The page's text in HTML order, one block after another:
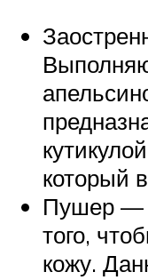
который
Пушер —
того,
кожу.